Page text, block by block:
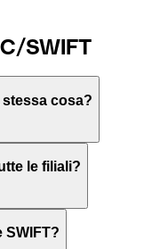
SWIFT
stessa cosa?
for Worldwide
diversi Paesi.
le filiali?
le banche utilizzano